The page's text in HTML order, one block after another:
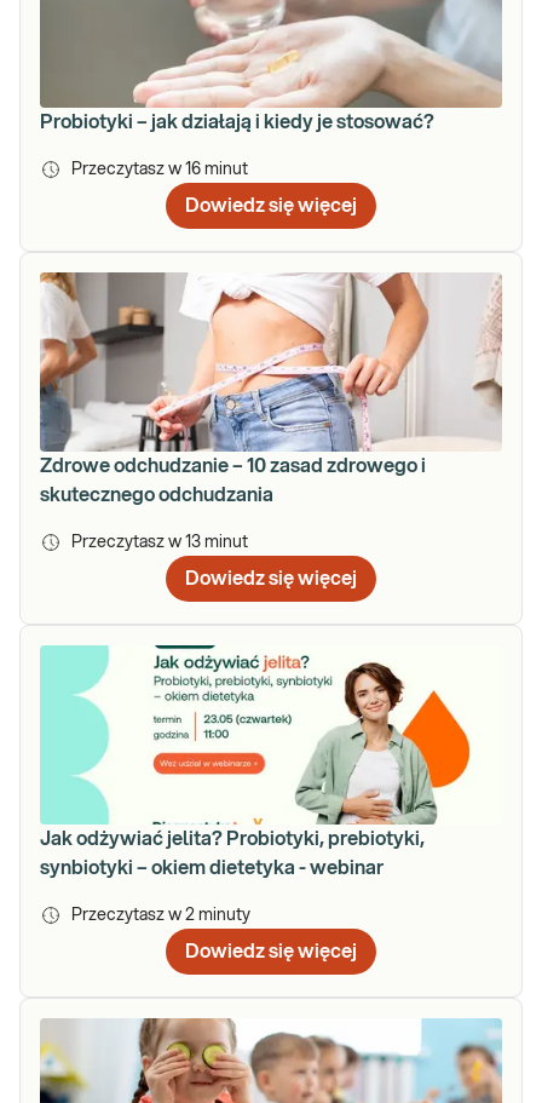
Probiotyki – jak działają i kiedy je stosować?
Przeczytasz w 16 minut
Dowiedz się więcej
Zdrowe odchudzanie – 10 zasad zdrowego i
skutecznego odchudzania
Przeczytasz w 13 minut
Dowiedz się więcej
Jak odżywiać jelita? Probiotyki, prebiotyki,
synbiotyki – okiem dietetyka - webinar
Przeczytasz w 2 minuty
Dowiedz się więcej